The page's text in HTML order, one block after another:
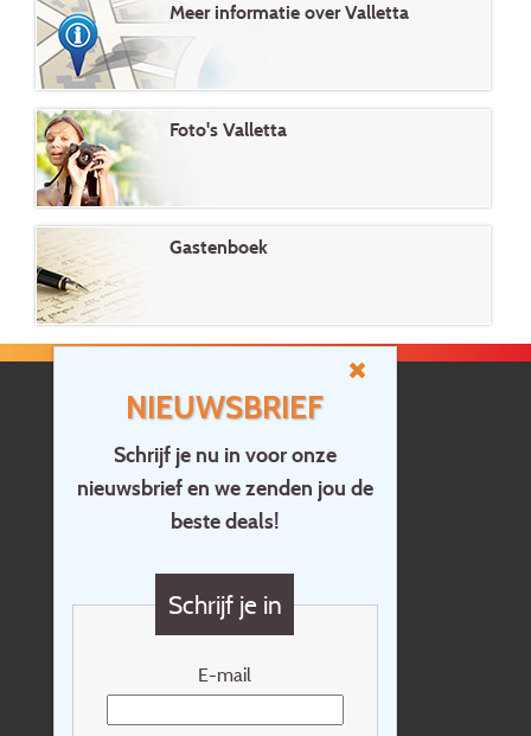
NIEUWSBRIEF
Schrijf je nu in voor onze
nieuwsbrief en we zenden jou de
beste deals!
Schrijf je in
E-mail
Meer informatie over Valletta
Foto's Valletta
Gastenboek
Home
Contact
Vragen?
Cadeaubon
Nieuwsbrief